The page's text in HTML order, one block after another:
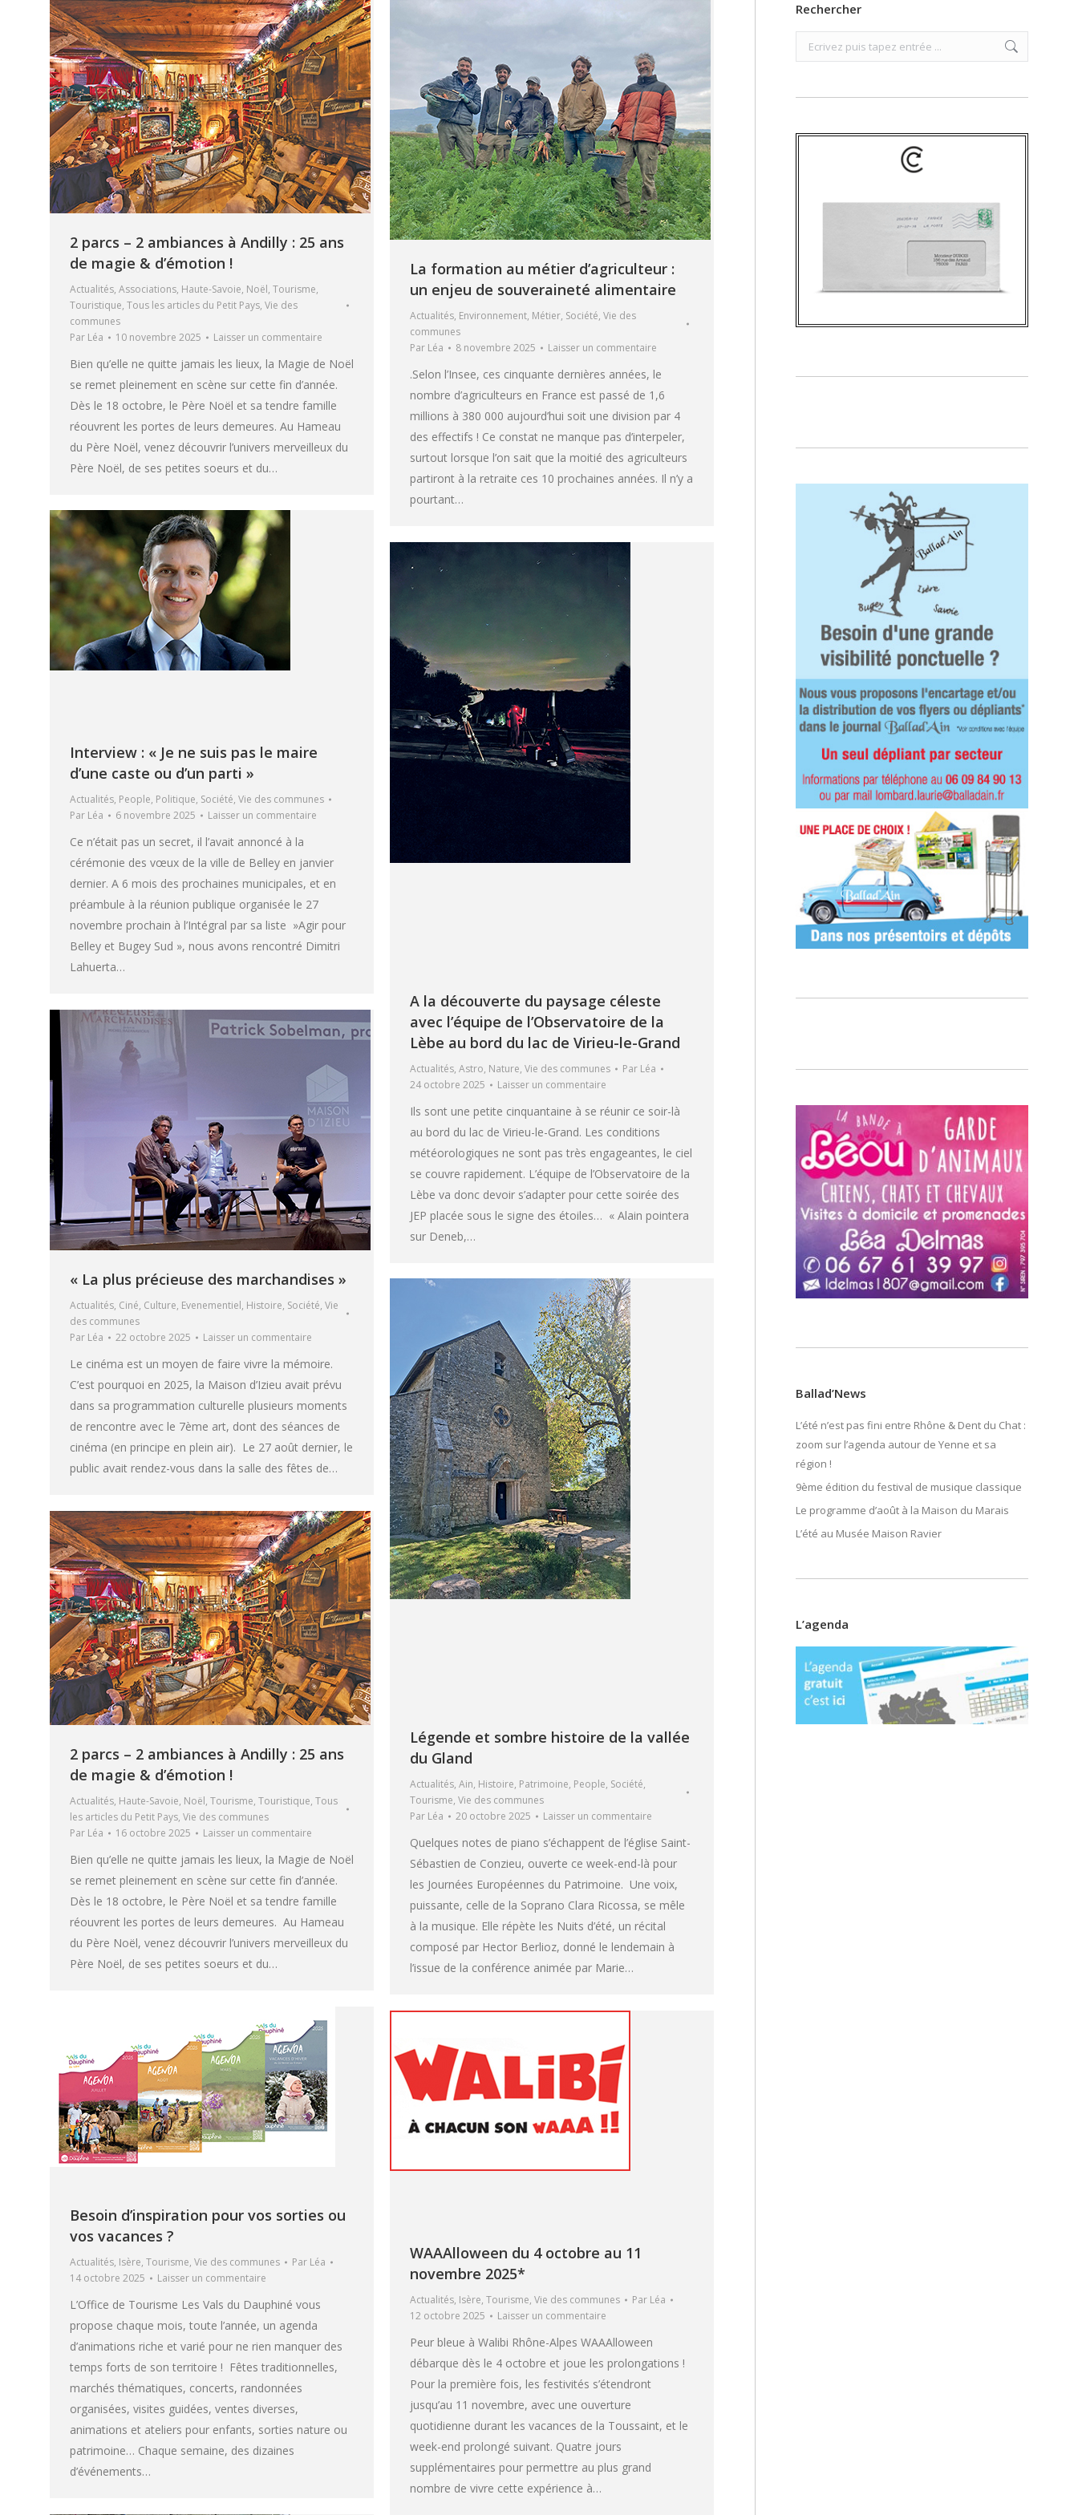
2 parcs – 2 ambiances à Andilly : 25 ans
de magie & d’émotion !
Actualités, Associations, Haute-Savoie, Noël, Tourisme,
Touristique, Tous les articles du Petit Pays, Vie des
communes
Par Léa 10 novembre 2025 Laisser un commentaire
Bien qu’elle ne quitte jamais les lieux, la Magie de Noël
se remet pleinement en scène sur cette fin d’année.
Dès le 18 octobre, le Père Noël et sa tendre famille
réouvrent les portes de leurs demeures. Au Hameau
du Père Noël, venez découvrir l’univers merveilleux du
Père Noël, de ses petites soeurs et du…
La formation au métier d’agriculteur :
un enjeu de souveraineté alimentaire
Actualités, Environnement, Métier, Société, Vie des
communes
Par Léa 8 novembre 2025 Laisser un commentaire
.Selon l’Insee, ces cinquante dernières années, le
nombre d’agriculteurs en France est passé de 1,6
millions à 380 000 aujourd’hui soit une division par 4
des effectifs ! Ce constat ne manque pas d’interpeler,
surtout lorsque l’on sait que la moitié des agriculteurs
partiront à la retraite ces 10 prochaines années. Il n’y a
pourtant…
Interview : « Je ne suis pas le maire
d’une caste ou d’un parti »
Actualités, People, Politique, Société, Vie des communes
Par Léa 6 novembre 2025 Laisser un commentaire
Ce n’était pas un secret, il l’avait annoncé à la
cérémonie des vœux de la ville de Belley en janvier
dernier. A 6 mois des prochaines municipales, et en
préambule à la réunion publique organisée le 27
novembre prochain à l’Intégral par sa liste »Agir pour
Belley et Bugey Sud », nous avons rencontré Dimitri
Lahuerta…
A la découverte du paysage céleste
avec l’équipe de l’Observatoire de la
Lèbe au bord du lac de Virieu-le-Grand
Actualités, Astro, Nature, Vie des communes Par Léa
24 octobre 2025
Laisser un commentaire
Ils sont une petite cinquantaine à se réunir ce soir-là
au bord du lac de Virieu-le-Grand. Les conditions
météorologiques ne sont pas très engageantes, le ciel
se couvre rapidement. L’équipe de l’Observatoire de la
Lèbe va donc devoir s’adapter pour cette soirée des
JEP placée sous le signe des étoiles… « Alain pointera
sur Deneb,…
« La plus précieuse des marchandises »
Actualités, Ciné, Culture, Evenementiel, Histoire, Société, Vie
des communes
Par Léa 22 octobre 2025 Laisser un commentaire
Le cinéma est un moyen de faire vivre la mémoire.
C’est pourquoi en 2025, la Maison d’Izieu avait prévu
dans sa programmation culturelle plusieurs moments
de rencontre avec le 7ème art, dont des séances de
cinéma (en principe en plein air). Le 27 août dernier, le
public avait rendez-vous dans la salle des fêtes de…
Légende et sombre histoire de la vallée
du Gland
Actualités, Ain, Histoire, Patrimoine, People, Société,
Tourisme, Vie des communes
Par Léa 20 octobre 2025 Laisser un commentaire
Quelques notes de piano s’échappent de l’église Saint-
Sébastien de Conzieu, ouverte ce week-end-là pour
les Journées Européennes du Patrimoine. Une voix,
puissante, celle de la Soprano Clara Ricossa, se mêle
à la musique. Elle répète les Nuits d’été, un récital
composé par Hector Berlioz, donné le lendemain à
l’issue de la conférence animée par Marie…
2 parcs – 2 ambiances à Andilly : 25 ans
de magie & d’émotion !
Actualités, Haute-Savoie, Noël, Tourisme, Touristique, Tous
les articles du Petit Pays, Vie des communes
Par Léa 16 octobre 2025 Laisser un commentaire
Bien qu’elle ne quitte jamais les lieux, la Magie de Noël
se remet pleinement en scène sur cette fin d’année.
Dès le 18 octobre, le Père Noël et sa tendre famille
réouvrent les portes de leurs demeures. Au Hameau
du Père Noël, venez découvrir l’univers merveilleux du
Père Noël, de ses petites soeurs et du…
Besoin d’inspiration pour vos sorties ou
vos vacances ?
Actualités, Isère, Tourisme, Vie des communes Par Léa
14 octobre 2025
Laisser un commentaire
L’Office de Tourisme Les Vals du Dauphiné vous
propose chaque mois, toute l’année, un agenda
d’animations riche et varié pour ne rien manquer des
temps forts de son territoire ! Fêtes traditionnelles,
marchés thématiques, concerts, randonnées
organisées, visites guidées, ventes diverses,
animations et ateliers pour enfants, sorties nature ou
patrimoine… Chaque semaine, des dizaines
d’événements…
WAAAlloween du 4 octobre au 11
novembre 2025*
Actualités, Isère, Tourisme, Vie des communes Par Léa
12 octobre 2025
Laisser un commentaire
Peur bleue à Walibi Rhône-Alpes WAAAlloween
débarque dès le 4 octobre et joue les prolongations !
Pour la première fois, les festivités s’étendront
jusqu’au 11 novembre, avec une ouverture
quotidienne durant les vacances de la Toussaint, et le
week-end prolongé suivant. Quatre jours
supplémentaires pour permettre au plus grand
nombre de vivre cette expérience à…
Rechercher
Search:
Ballad’News
L’été n’est pas fini entre Rhône & Dent du Chat :
zoom sur l’agenda autour de Yenne et sa
région !
9ème édition du festival de musique classique
Le programme d’août à la Maison du Marais
L’été au Musée Maison Ravier
L’agenda